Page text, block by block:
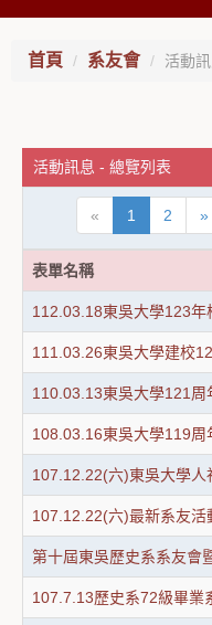
首頁 系友會 活動
活動訊息 - 總覽列表
« 1 2 »
表單名稱
112.03.18東吳大學123
111.03.26東吳大學建校
110.03.13東吳大學121
108.03.16東吳大學119
107.12.22(六)東吳大學人
107.12.22(六)最新系友活
第十屆東吳歷史系系友會
107.7.13歷史系72級畢業